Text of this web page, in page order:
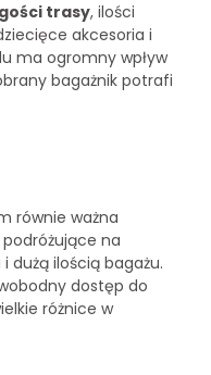
trasy, ilości
akcesoria i
ma ogromny wpływ
bagażnik potrafi
równie ważna
na
dużą ilością bagażu.
dostęp do
różnice w